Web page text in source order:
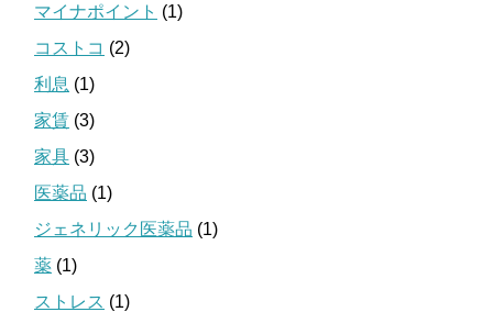
マイナポイント (1)
コストコ (2)
利息 (1)
家賃 (3)
家具 (3)
医薬品 (1)
ジェネリック医薬品 (1)
薬 (1)
ストレス (1)